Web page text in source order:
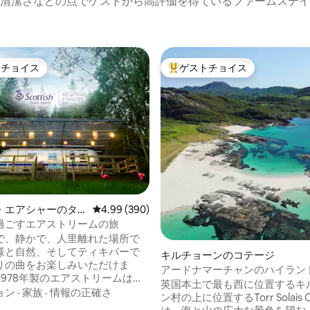
つ星の平均評価
ストチョイスです。
ョイス
エアシャーのタ
ス
レビュー390件、5つ星中4.99つ星の平均評価
4.99 (390)
ごすエアストリームの旅
、静かで、人里離れた場所で
と自然、そしてティキバーで
の曲をお楽しみいただけま
年製のエアストリームは、
て完全に改装され、小川が
ン · 家族 ·情報の正確さ
大好評のゲストチョイスです。
ゲストチョイス
キルチョーンのコテージ
アードナマーチャンのハイラン
英国本土で最も西に位置するキ
ン村の上に位置するTorr Solais